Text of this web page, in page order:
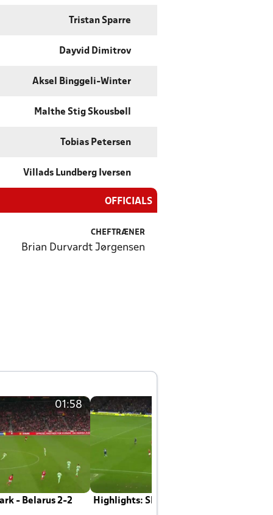
Tristan Sparre
Dayvid Dimitrov
Aksel Binggeli-Winter
Malthe Stig Skousbøll
Tobias Petersen
Villads Lundberg Iversen
OFFICIALS
CHEFTRÆNER
Brian Durvardt Jørgensen
01:58
- Belarus 2-2 Highlights: Skotland - Danmark 4-2